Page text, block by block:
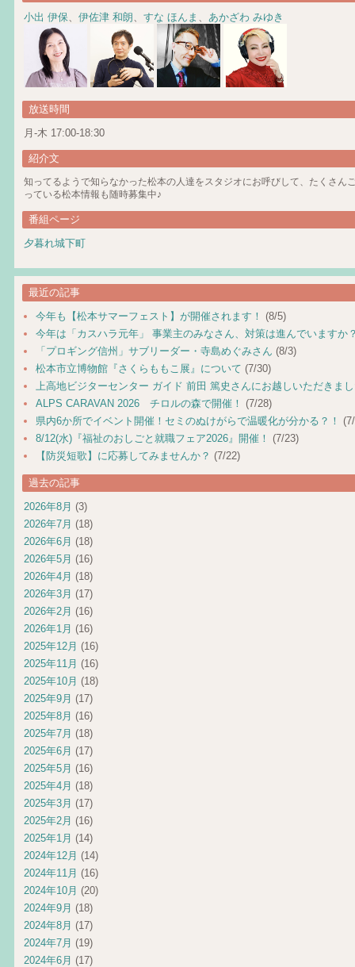
小出 伊保
伊佐津 和朗 すな ほんま あかざわ みゆき
放送時間
月-木 17:00-18:30
紹介文
知ってるようで知らなかった松本の人達をスタジオにお呼びして、たくさん
っている松本情報も随時募集中♪
番組ページ
夕暮れ城下町
最近の記事
今年も【松本サマーフェスト】が開催されます！ (8/5)
今年は「カスハラ元年」 事業主のみなさん、対策は進んでいますか
「プロギング信州」サブリーダー・寺島めぐみさん (8/3)
松本市立博物館『さくらももこ展』について (7/30)
上高地ビジターセンター ガイド 前田 篤史さんにお越しいただきま
ALPS CARAVAN 2026 チロルの森で開催！ (7/28)
県内6か所でイベント開催！セミのぬけがらで温暖化が分かる？！
8/12(水)『福祉のおしごと就職フェア2026』開催！ (7/23)
【防災短歌】に応募してみませんか？ (7/22)
過去の記事
2026年8月 (3)
2026年7月 (18)
2026年6月 (18)
2026年5月 (16)
2026年4月 (18)
2026年3月 (17)
2026年2月 (16)
2026年1月 (16)
2025年12月 (16)
2025年11月 (16)
2025年10月 (18)
2025年9月 (17)
2025年8月 (16)
2025年7月 (18)
2025年6月 (17)
2025年5月 (16)
2025年4月 (18)
2025年3月 (17)
2025年2月 (16)
2025年1月 (14)
2024年12月 (14)
2024年11月 (16)
2024年10月 (20)
2024年9月 (18)
2024年8月 (17)
2024年7月 (19)
2024年6月 (17)